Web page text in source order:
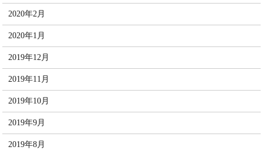
2020年2月
2020年1月
2019年12月
2019年11月
2019年10月
2019年9月
2019年8月